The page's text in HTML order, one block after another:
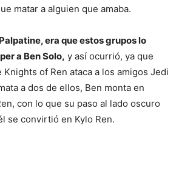
matar a alguien que amaba.
era que estos grupos lo
a Ben Solo, y así ocurrió, ya que
of Ren ataca a los amigos Jedi
a dos de ellos, Ben monta en
con lo que su paso al lado oscuro
se convirtió en Kylo Ren.